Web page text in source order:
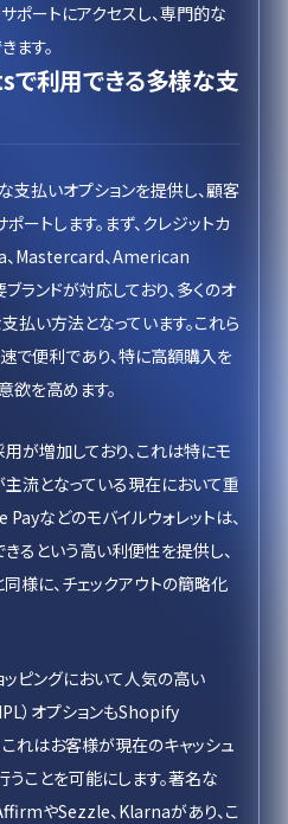
ポートにアクセスし、専門的な
ます。
利用できる多様な支
払いオプションを提供し、顧客
ートします。まず、クレジットカ
、Mastercard、American
ランドが対応しており、多くのオ
払い方法となっています。これら
で便利であり、特に高額購入を
を高めます。
用が増加しており、これは特にモ
流となっている現在において重
などのモバイルウォレットは、
るという高い利便性を提供し、
に、チェックアウトの簡略化
ッピングにおいて人気の高い
）オプションもShopify
れはお客様が現在のキャッシュ
ことを可能にします。著名な
やSezzle、Klarnaがあり、こ